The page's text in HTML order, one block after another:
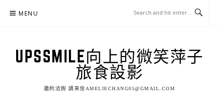
MENU
UPSSMILE向上的微笑萍子
旅食設影
邀約洽詢 請來信AMELIECHANG05@GMAIL.COM